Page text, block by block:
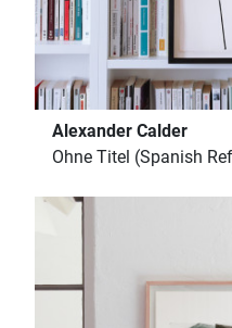
Alexander Calder
Ohne Titel (Spanish